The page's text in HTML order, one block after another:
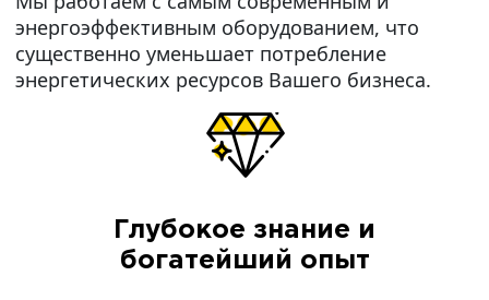
энергоэффективным оборудованием, что
существенно уменьшает потребление
энергетических ресурсов Вашего бизнеса.
Глубокое знание и
богатейший опыт